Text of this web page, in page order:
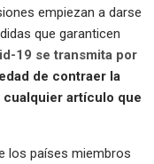
empiezan a darse
que garanticen
19 se transmita por
de contraer la
artículo que
los países miembros